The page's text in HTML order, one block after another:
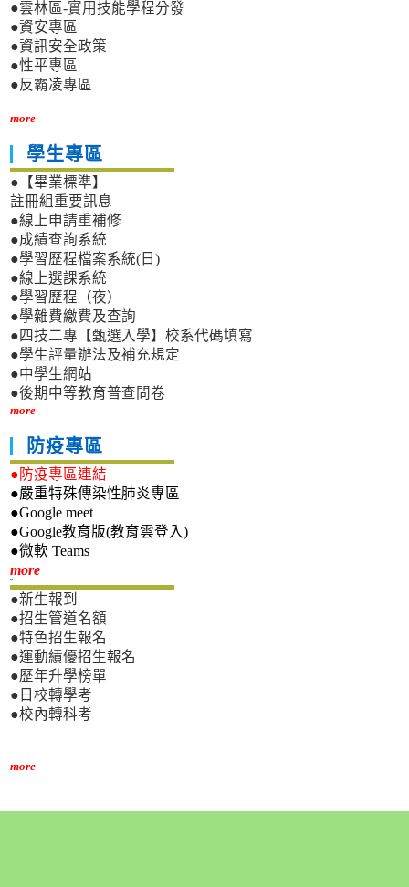
●雲林區-實用技能學程分發
●資安專區
●資訊安全政策
●性平專區
●反霸凌專區
more
學生專區
●【畢業標準】
註冊組重要訊息
●線上申請重補修
●成績查詢系統
●學習歷程檔案系統(日)
●線上選課系統
●學習歷程（夜）
●學雜費繳費及查詢
●四技二專【甄選入學】校系代碼填寫
●學生評量辦法及補充規定
●中學生網站
●後期中等教育普查問卷
more
防疫專區
●防疫專區連結
●嚴重特殊傳染性肺炎專區
●Google meet
●Google教育版(教育雲登入)
●微軟 Teams
more新生專區
●新生報到
●招生管道名額
●特色招生報名
●運動績優招生報名
●歷年升學榜單
●日校轉學考
●校內轉科考
more